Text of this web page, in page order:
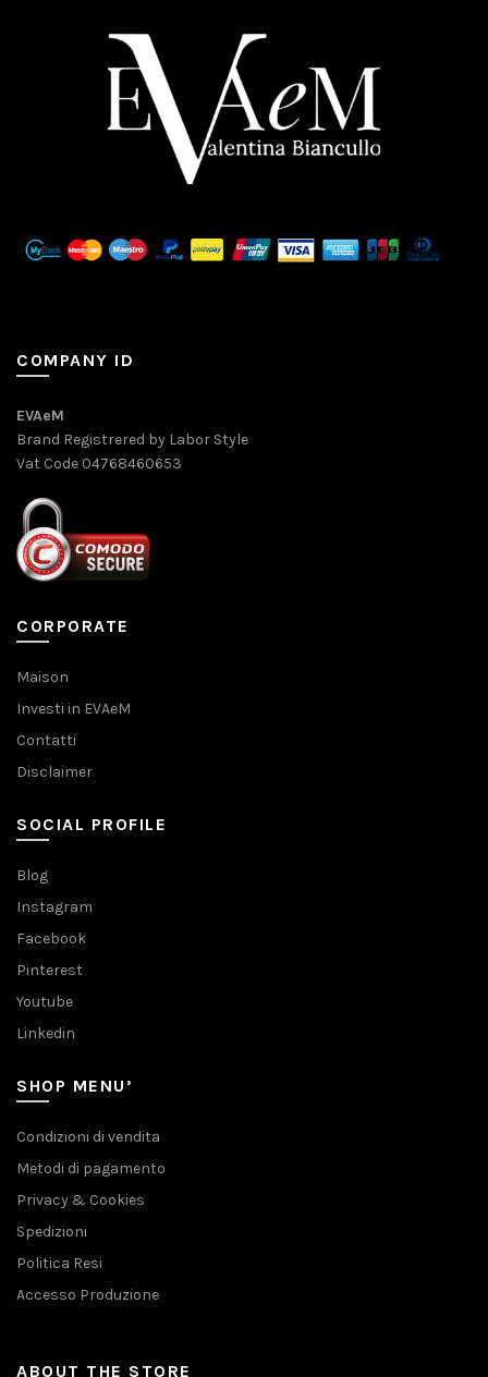
COMPANY ID
EVAeM
Brand Registrered by Labor Style
Vat Code 04768460653
CORPORATE
Maison
Investi in EVAeM
Contatti
Disclaimer
SOCIAL PROFILE
Blog
Instagram
Facebook
Pinterest
Youtube
Linkedin
SHOP MENU’
Condizioni di vendita
Metodi di pagamento
Privacy & Cookies
Spedizioni
Politica Resi
Accesso Produzione
ABOUT THE STORE